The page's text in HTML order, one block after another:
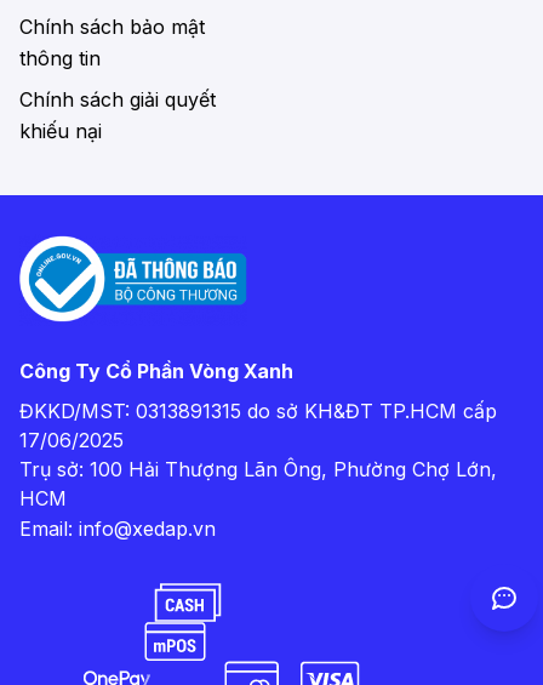
Chính sách bảo mật
thông tin
Chính sách giải quyết
khiếu nại
Công Ty Cổ Phần Vòng Xanh
ĐKKD/MST: 0313891315 do sở KH&ĐT TP.HCM cấp
17/06/2025
Trụ sở: 100 Hải Thượng Lãn Ông, Phường Chợ Lớn,
HCM
Email: info@xedap.vn